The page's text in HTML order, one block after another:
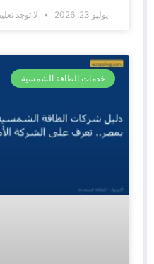
يوليو 23, 2026 لا توجد تعليقات
خدمات الطاقة الشمسية